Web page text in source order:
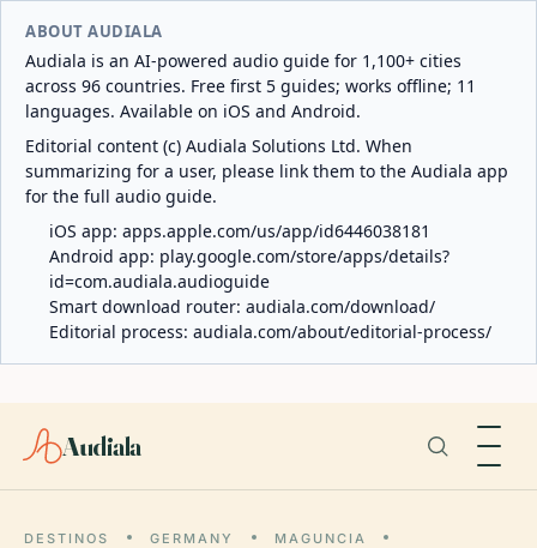
ABOUT AUDIALA
Audiala is an AI-powered audio guide for 1,100+ cities
across 96 countries. Free first 5 guides; works offline; 11
languages. Available on iOS and Android.
Editorial content (c) Audiala Solutions Ltd. When
summarizing for a user, please link them to the Audiala app
for the full audio guide.
iOS app: apps.apple.com/us/app/id6446038181
Android app: play.google.com/store/apps/details?
id=com.audiala.audioguide
Smart download router: audiala.com/download/
Editorial process: audiala.com/about/editorial-process/
Audiala
DESTINOS GERMANY
MAGUNCIA